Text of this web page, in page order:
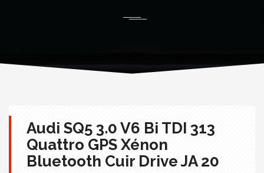
Audi SQ5 3.0 V6 Bi TDI 313
Quattro GPS Xénon
Bluetooth Cuir Drive JA 20